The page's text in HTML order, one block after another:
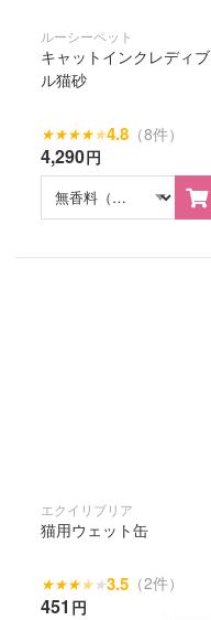
ルーシーペット
キャットインクレディブ
ル猫砂
★★★★★4.8 （8件）
4,290円
エクイリブリア
猫用ウェット缶
★★★★★3.5 （2件）
451 円